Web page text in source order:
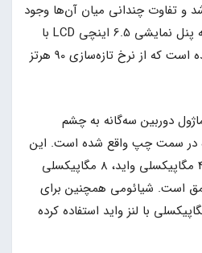
و تفاوت چندانی میان آن‌ها وجود
ندارد. این گوشی هوشمند به پنل نمایشی 6.5 اینچی LCD با
رزولوشن +Full HD مجهز شده است که از نرخ تازه‌سازی 90 هرتز
دوربین سه‌گانه به چشم
در سمت چپ واقع شده است. این
ماژول میزبان دوربین‌های 48 مگاپیکسلی واید، 8 مگاپیکسلی
عمق است. شیائومی همچنین برای
سلفی از سنسور 12 مگاپیکسلی با لنز واید استفاده کرده